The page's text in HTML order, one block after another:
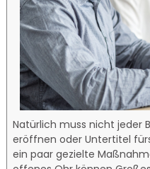
Natürlich muss nicht jeder
eröffnen oder Untertitel
ein paar gezielte